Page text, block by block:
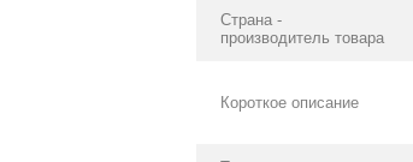
Страна -
производитель товара
Короткое описание